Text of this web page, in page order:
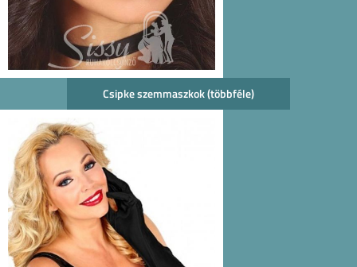
Csipke szemmaszkok (többféle)